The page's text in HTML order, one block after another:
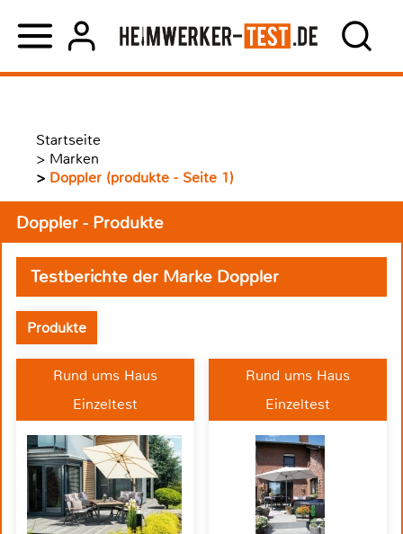
Startseite
> Marken
> Doppler (produkte - Seite 1)
Doppler - Produkte
Testberichte der Marke Doppler
Produkte
Rund ums Haus
Einzeltest
Rund ums Haus
Einzeltest